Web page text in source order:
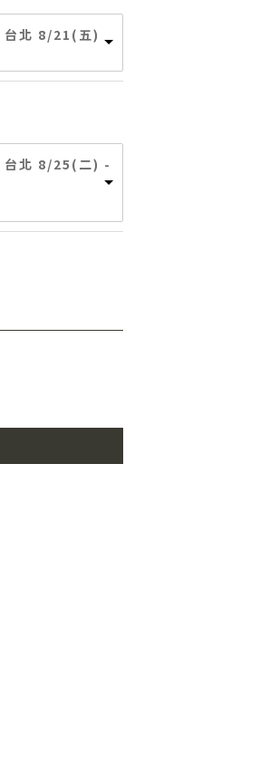
台北 8/21(五)
台北 8/25(二) -